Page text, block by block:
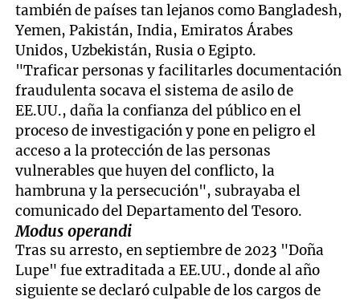
también de países tan lejanos como Bangladesh,
Yemen, Pakistán, India, Emiratos Árabes
Unidos, Uzbekistán, Rusia o Egipto.
"Traficar personas y facilitarles documentación
fraudulenta socava el sistema de asilo de
EE.UU., daña la confianza del público en el
proceso de investigación y pone en peligro el
acceso a la protección de las personas
vulnerables que huyen del conflicto, la
hambruna y la persecución", subrayaba el
comunicado del Departamento del Tesoro.
Modus operandi
Tras su arresto, en septiembre de 2023 "Doña
Lupe" fue extraditada a EE.UU., donde al año
siguiente se declaró culpable de los cargos de